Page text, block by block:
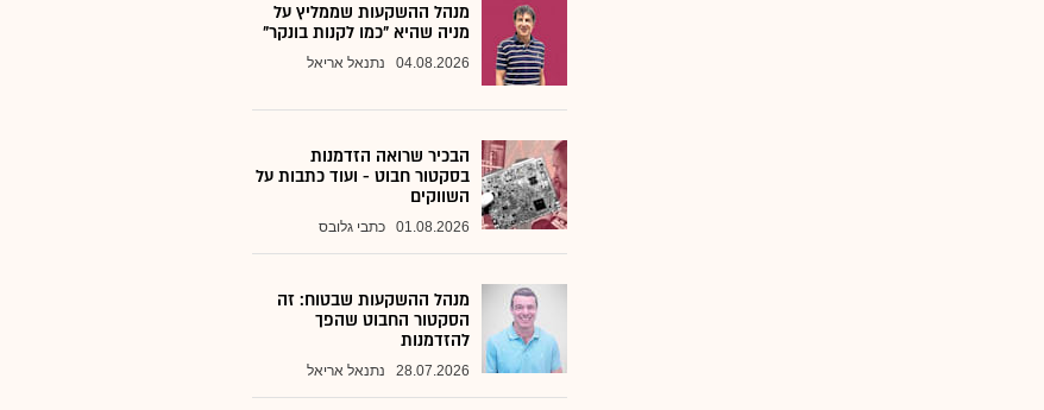
מנהל ההשקעות שממליץ על
מניה שהיא "כמו לקנות בונקר"
04.08.2026 נתנאל אריאל
הבכיר שרואה הזדמנות
בסקטור חבוט - ועוד כתבות על
השווקים
01.08.2026 כתבי גלובס
מנהל ההשקעות שבטוח: זה
הסקטור החבוט שהפך
להזדמנות
28.07.2026 נתנאל אריאל